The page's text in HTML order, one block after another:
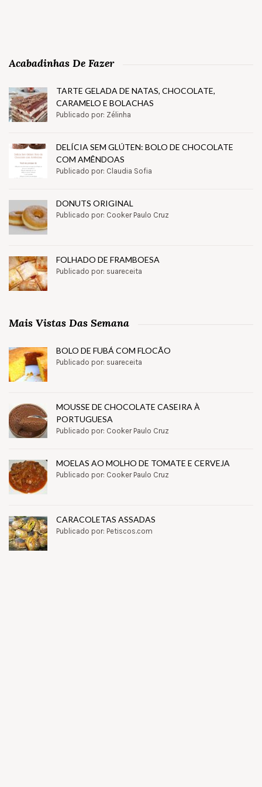
Acabadinhas De Fazer
TARTE GELADA DE NATAS, CHOCOLATE,
CARAMELO E BOLACHAS
Publicado por: Zélinha
DELÍCIA SEM GLÚTEN: BOLO DE CHOCOLATE
COM AMÊNDOAS
Publicado por: Claudia Sofia
DONUTS ORIGINAL
Publicado por: Cooker Paulo Cruz
FOLHADO DE FRAMBOESA
Publicado por: suareceita
Mais Vistas Das Semana
BOLO DE FUBÁ COM FLOCÃO
Publicado por: suareceita
MOUSSE DE CHOCOLATE CASEIRA À
PORTUGUESA
Publicado por: Cooker Paulo Cruz
MOELAS AO MOLHO DE TOMATE E CERVEJA
Publicado por: Cooker Paulo Cruz
CARACOLETAS ASSADAS
Publicado por: Petiscos.com